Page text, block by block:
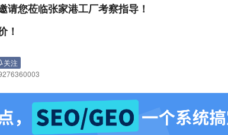
请您莅临张家港工厂考察指导！
！
关注